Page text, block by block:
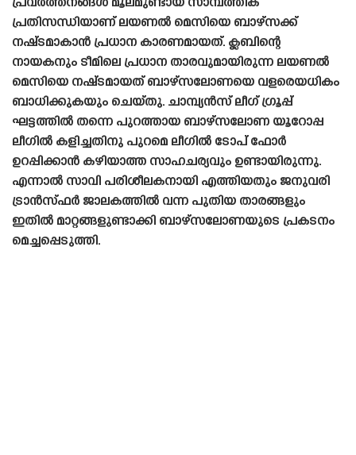
പ്രവർത്തനങ്ങൾ മൂലമുണ്ടായ സാമ്പത്തിക
പ്രതിസന്ധിയാണ് ലയണൽ മെസിയെ ബാഴ്‌സക്ക്
നഷ്‌ടമാകാൻ പ്രധാന കാരണമായത്. ക്ലബിന്റെ
നായകനും ടീമിലെ പ്രധാന താരവുമായിരുന്ന ലയണൽ
മെസിയെ നഷ്‌ടമായത് ബാഴ്‌സലോണയെ വളരെയധികം
ബാധിക്കുകയും ചെയ്‌തു. ചാമ്പ്യൻസ് ലീഗ് ഗ്രൂപ്പ്
ഘട്ടത്തിൽ തന്നെ പുറത്തായ ബാഴ്‌സലോണ യൂറോപ്പ
ലീഗിൽ കളിച്ചതിനു പുറമെ ലീഗിൽ ടോപ് ഫോർ
ഉറപ്പിക്കാൻ കഴിയാത്ത സാഹചര്യവും ഉണ്ടായിരുന്നു.
എന്നാൽ സാവി പരിശീലകനായി എത്തിയതും ജനുവരി
ട്രാൻസ്‌ഫർ ജാലകത്തിൽ വന്ന പുതിയ താരങ്ങളും
ഇതിൽ മാറ്റങ്ങളുണ്ടാക്കി ബാഴ്‌സലോണയുടെ പ്രകടനം
മെച്ചപ്പെടുത്തി.